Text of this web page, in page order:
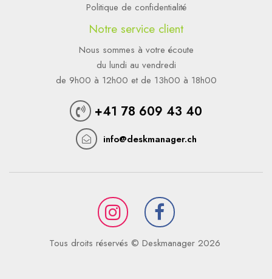
Politique de confidentialité
Notre service client
Nous sommes à votre écoute
du lundi au vendredi
de 9h00 à 12h00 et de 13h00 à 18h00
+41 78 609 43 40
info@deskmanager.ch
Tous droits réservés © Deskmanager 2026